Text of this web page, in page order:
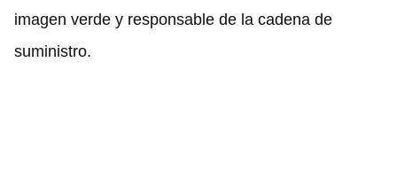
imagen verde y responsable de la cadena de
suministro.